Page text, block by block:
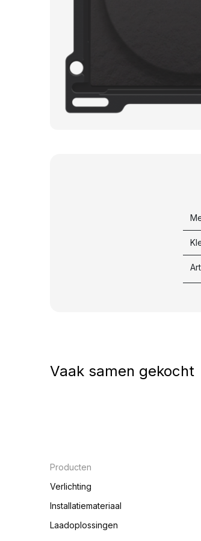
Vaak samen gekocht
Producten
Verlichting
Installatiemateriaal
Laadoplossingen